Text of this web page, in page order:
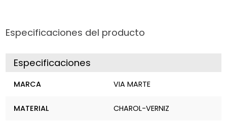
Especificaciones del producto
Especificaciones
MARCA VIA MARTE
MATERIAL CHAROL-VERNIZ